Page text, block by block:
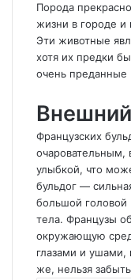
Порода
жизни в городе и
Эти животные
хотя их предки
очень
Французских
улыбкой, что
бульдог —
большой головой
тела. Французы
окружающую
глазами и
же, нельзя